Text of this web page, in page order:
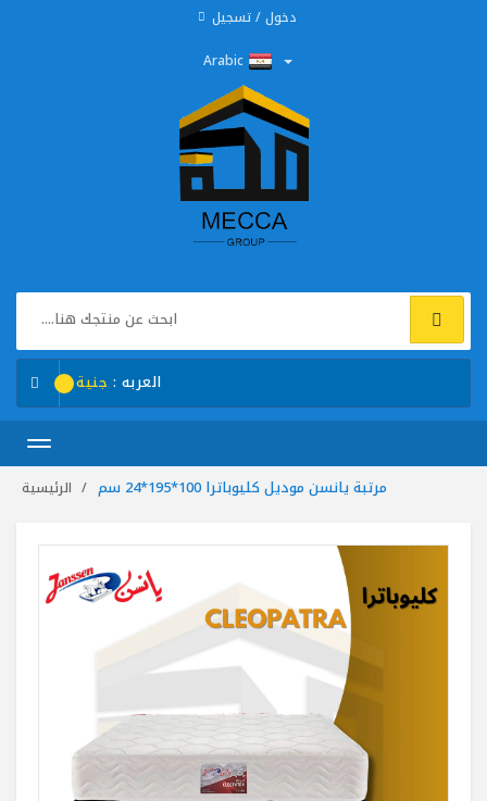
دخول / تسجيل
Arabic
العربه : جنية
الرئيسية مرتبة يانسن موديل كليوباترا 100*195*24 سم